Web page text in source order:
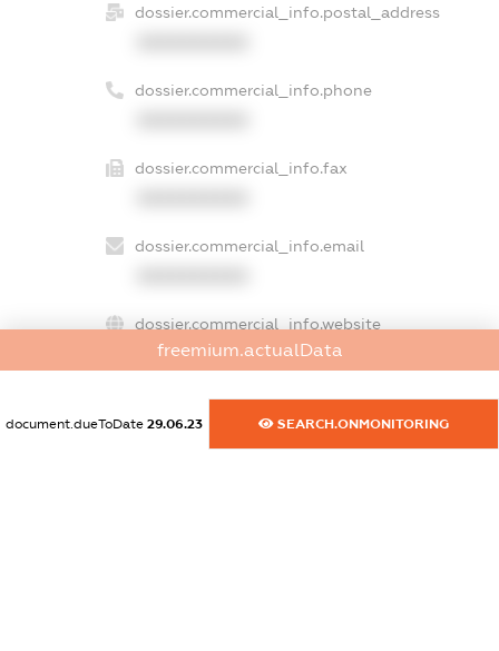
dossier.commercial_info.postal_address
dossier.commercial_info.phone
dossier.commercial_info.fax
dossier.commercial_info.email
dossier.commercial_info.website
XXXXXXXXXX
dossier.commercial_info.activity
XXXXXXXXXX
freemium.actualData
document.dueToDate 29.06.23 SEARCH.ONMONITORING